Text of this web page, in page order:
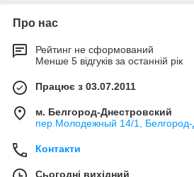
Про нас
Рейтинг не сформований
Менше 5 відгуків за останній рік
Працює з 03.07.2011
м. Белгород-Днестровский
пер.Молодежный 14/1, Белгород-
Контакти
Сьогодні вихідний